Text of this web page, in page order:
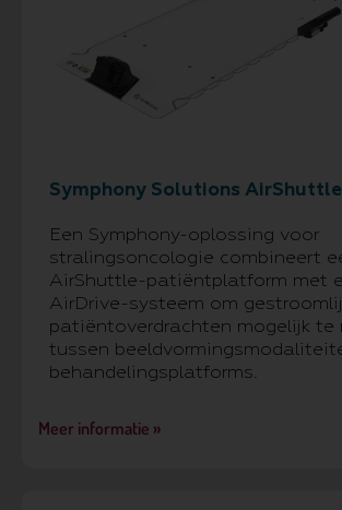
Symphony Solutions AirShuttle
Een Symphony-oplossing voor
stralingsoncologie combineert
AirShuttle-patiëntplatform met
AirDrive-systeem om
patiëntoverdrachten mogelijk te
tussen
behandelingsplatforms.
Meer informatie »